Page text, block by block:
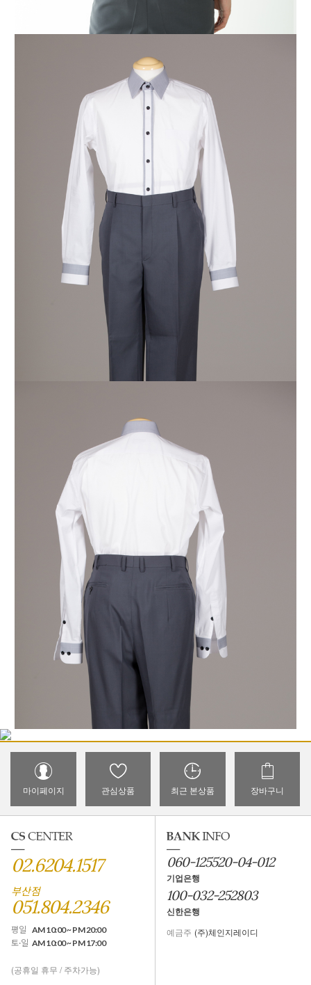
마이페이지 관심상품 최근 본상품 장바구니
02.6204.1517
부산점
051.804.2346
평일 AM 10:00 ~ PM 20:00
토·일 AM 10:00 ~ PM 17:00
(공휴일 휴무 / 주차가능)
060-125520-04-012
기업은행
100-032-252803
신한은행
예금주 (주)체인지레이디